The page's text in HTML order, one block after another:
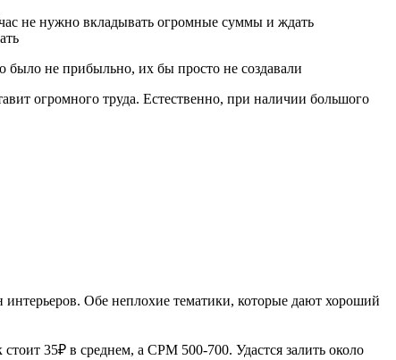
не нужно вкладывать огромные суммы и ждать
было не прибыльно, их бы просто не создавали
огромного труда. Естественно, при наличии большого
Обе неплохие тематики, которые дают хороший
35₽ в среднем, а CPM 500-700. Удастся залить около